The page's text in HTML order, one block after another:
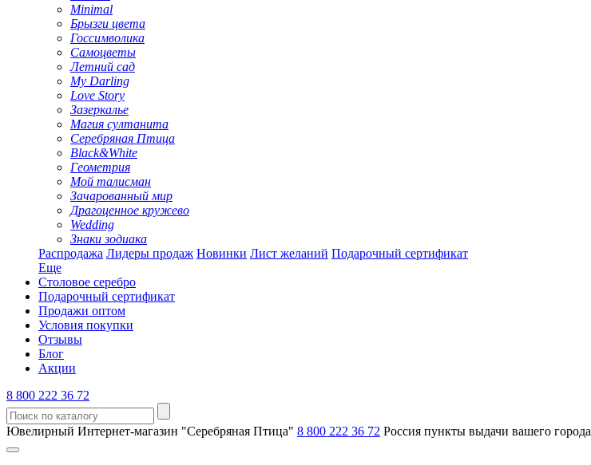
Minimal
Брызги цвета
Госсимволика
Самоцветы
Летний сад
My Darling
Love Story
Зазеркалье
Магия султанита
Серебряная Птица
Black&White
Геометрия
Мой талисман
Зачарованный мир
Драгоценное кружево
Wedding
Знаки зодиака
Распродажа Лидеры продаж Новинки Лист желаний Подарочный сертификат
Еще
Столовое серебро
Подарочный сертификат
Продажи оптом
Условия покупки
Отзывы
Блог
Акции
8 800 222 36 72
Ювелирный Интернет-магазин "Серебряная Птица" 8 800 222 36 72 Россия пункты выдачи вашего города